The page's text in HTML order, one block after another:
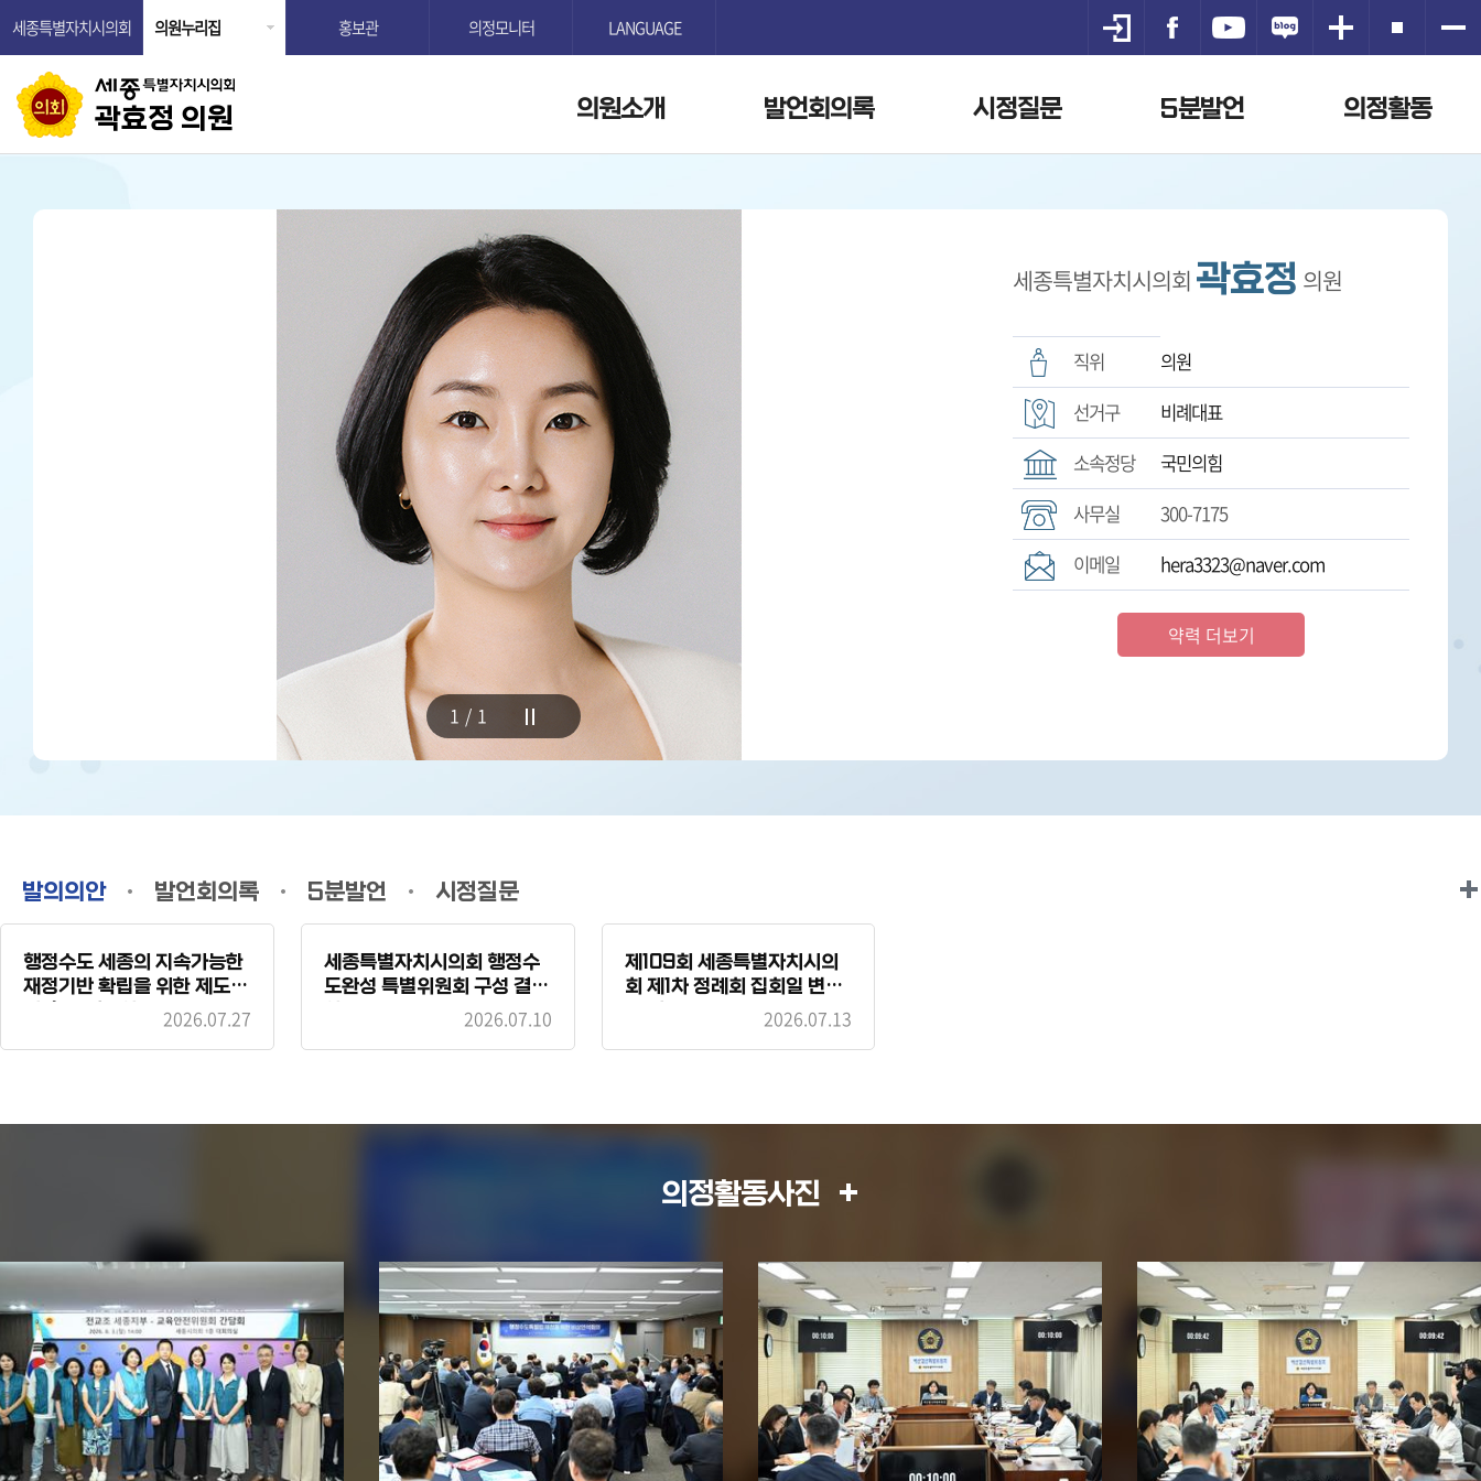
곽효정 의원
세종특별자치시의회 의원누리집 홍보관 의정모니터 LANGUAGE
의원소개 발언회의록 시정질문 5분발언 의정활동
1/1
세종특별자치시의회곽효정 의원
직위
의원
선거구
비례대표
소속정당
국민의힘
사무실
300-7175
이메일
hera3323@naver.com
약력 더보기
발의의안
행정수도 세종의 지속가능한
재정기반 확립을 위한 제도개
2026.07.27
세종특별자치시의회 행정수
도완성 특별위원회 구성 결의
2026.07.10
제109회 세종특별자치시의
회 제1차 정례회 집회일 변경
2026.07.13
발언회의록 5분발언 시정질문
의정활동사진